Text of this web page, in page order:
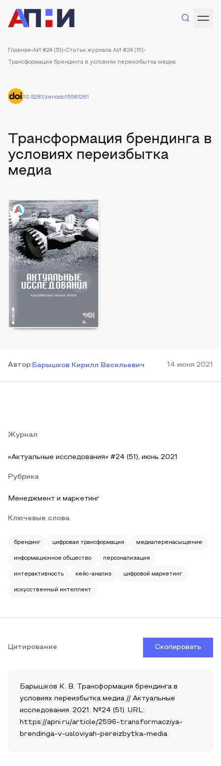
Главная АИ #24 (51) Статьи журнала АИ #24 (51)
Трансформация брендинга в условиях переизбытка медиа
10.5281/zenodo.15561261
Трансформация брендинга в
условиях переизбытка
медиа
Автор:Барышков Кирилл Васильевич 14 июня 2021
Журнал
«Актуальные исследования» #24 (51), июнь 2021
Рубрика
Менеджмент и маркетинг
Ключевые слова
брендинг цифровая трансформация медиаперенасыщение
информационное общество персонализация
интерактивность кейс-анализ цифровой маркетинг
искусственный интеллект
Цитирование Скопировать
Барышков К. В. Трансформация брендинга в
условиях переизбытка медиа // Актуальные
исследования. 2021. №24 (51). URL:
https://apni.ru/article/2596-transformacziya-
brendinga-v-usloviyah-pereizbytka-media